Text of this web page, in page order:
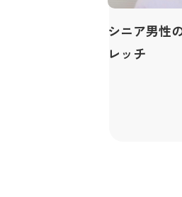
シニア男性
レッチ